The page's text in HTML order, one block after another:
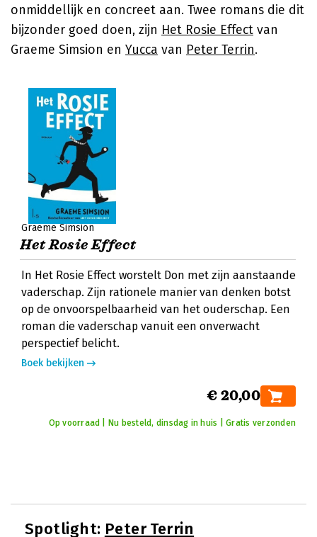
onmiddellijk en concreet aan. Twee romans die dit
bijzonder goed doen, zijn Het Rosie Effect van
Graeme Simsion en Yucca van Peter Terrin.
Graeme Simsion
Het Rosie Effect
In Het Rosie Effect worstelt Don met zijn aanstaande
vaderschap. Zijn rationele manier van denken botst
op de onvoorspelbaarheid van het ouderschap. Een
roman die vaderschap vanuit een onverwacht
perspectief belicht.
Boek bekijken
€ 20,00
Op voorraad | Nu besteld, dinsdag in huis | Gratis verzonden
Spotlight: Peter Terrin